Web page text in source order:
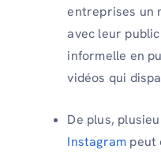
entreprises un
avec leur
informelle en
vidéos qui
De plus,
Instagram peut